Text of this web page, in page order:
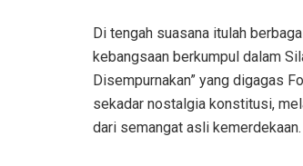
Di tengah suasana itulah
kebangsaan berkumpul dalam
Disempurnakan” yang digagas
sekadar nostalgia konstitusi,
dari semangat asli kemerdekaan.